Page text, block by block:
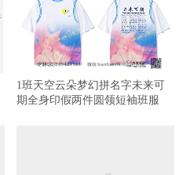
1班天空云朵梦幻拼名字未来可
期全身印假两件圆领短袖班服